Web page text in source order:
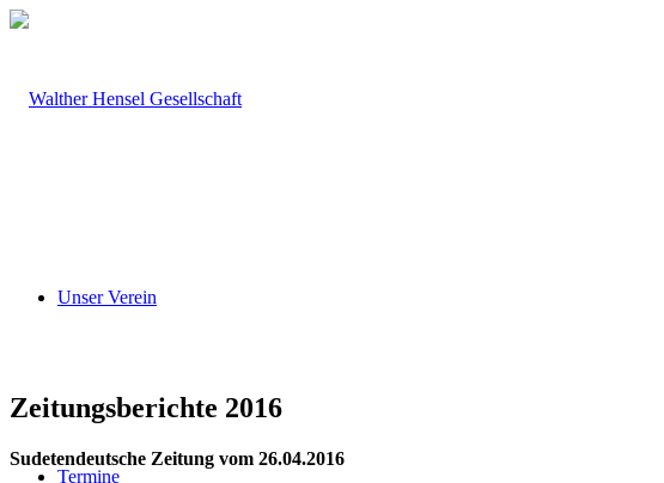
Unser Verein
Termine
Zeitungsberichte 2016
Sudetendeutsche Zeitung vom 26.04.2016